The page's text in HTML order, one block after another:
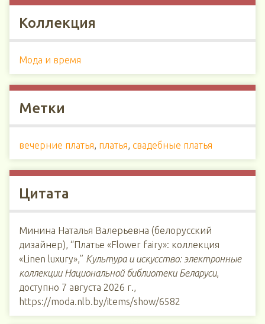
Коллекция
Мода и время
Метки
вечерние платья, платья, свадебные платья
Цитата
Минина Наталья Валерьевна (белорусский
дизайнер), “Платье «Flower fairy»: коллекция
«Linen luxury»,” Культура и искусство: электронные
коллекции Национальной библиотеки Беларуси,
доступно 7 августа 2026 г.,
https://moda.nlb.by/items/show/6582